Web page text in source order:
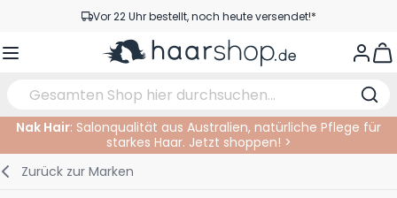
Zum Inhalt springenVor 22 Uhr bestellt, noch heute versendet!*
Versandkostenfrei ab 39 €
Haarpflege
Gesichtspflege
Augenbrauen
Nagelprodukte
Haarprodukte
Elektrisch
Im Salon
Nak Hair: Salonqualität aus Australien, natürliche Pflege für
starkes Haar. Jetzt shoppen! >
Zurück zur Marken